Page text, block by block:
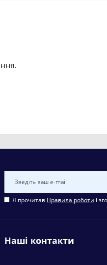
Я прочитав Правила роботи і
Наші контакти